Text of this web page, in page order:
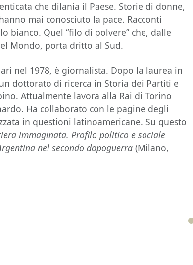
che dilania il Paese. Storie di donne,
mai conosciuto la pace. Racconti
bianco. Quel “filo di polvere” che, dalle
Mondo, porta dritto al Sud.
nel 1978, è giornalista. Dopo la laurea in
dottorato di ricerca in Storia dei Partiti e
Attualmente lavora alla Rai di Torino
Ha collaborato con le pagine degli
in questioni latinoamericane. Su questo
immaginata. Profilo politico e sociale
nel secondo dopoguerra(Milano,